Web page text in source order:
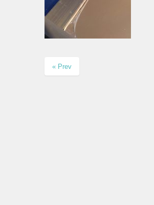
« Prev